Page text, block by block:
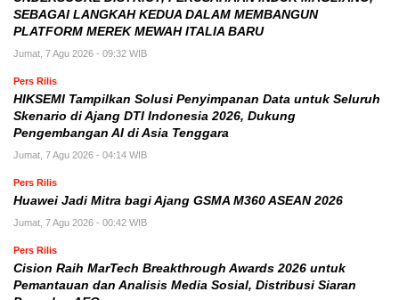
SEBAGAI LANGKAH KEDUA DALAM MEMBANGUN
PLATFORM MEREK MEWAH ITALIA BARU
Jumat, 7 Agu 2026 - 09:32 WIB
Pers Rilis
HIKSEMI Tampilkan Solusi Penyimpanan Data untuk Seluruh
Skenario di Ajang DTI Indonesia 2026, Dukung
Pengembangan AI di Asia Tenggara
Jumat, 7 Agu 2026 - 04:14 WIB
Pers Rilis
Huawei Jadi Mitra bagi Ajang GSMA M360 ASEAN 2026
Jumat, 7 Agu 2026 - 00:42 WIB
Pers Rilis
Cision Raih MarTech Breakthrough Awards 2026 untuk
Pemantauan dan Analisis Media Sosial, Distribusi Siaran